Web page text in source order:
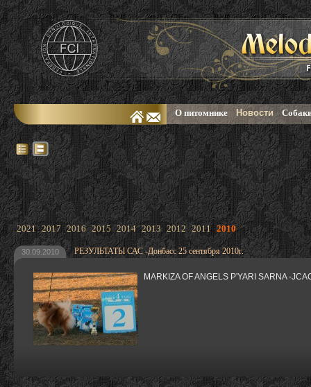
О питомнике Новости
2021 2017 2016 2015 2014 2013 2012 2011 2010
30.09.2010 РЕЗУЛЬТАТЫ САС -Донбасс 25 сентября 2010г.
MARKIZA OF ANGELS P'YARI SARNA -